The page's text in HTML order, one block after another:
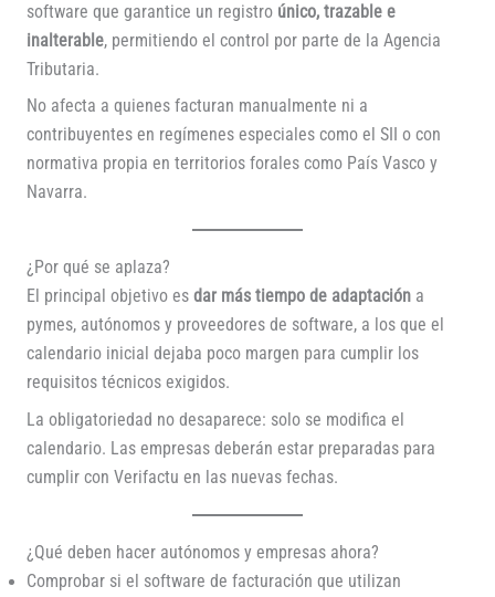
software que garantice un registro único, trazable e
inalterable, permitiendo el control por parte de la Agencia
Tributaria.
No afecta a quienes facturan manualmente ni a
contribuyentes en regímenes especiales como el SII o con
normativa propia en territorios forales como País Vasco y
Navarra.
¿Por qué se aplaza?
El principal objetivo es dar más tiempo de adaptacióna
pymes, autónomos y proveedores de software, a los que el
calendario inicial dejaba poco margen para cumplir los
requisitos técnicos exigidos.
La obligatoriedad no desaparece: solo se modifica el
calendario. Las empresas deberán estar preparadas para
cumplir con Verifactu en las nuevas fechas.
¿Qué deben hacer autónomos y empresas ahora?
Comprobar si el software de facturación que utilizan